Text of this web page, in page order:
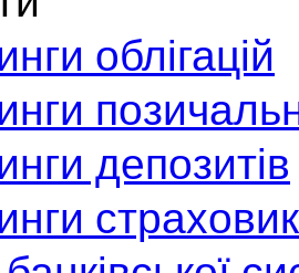
облігацій
депозитів